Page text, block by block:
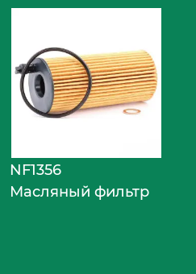
NF1356
Масляный фильтр